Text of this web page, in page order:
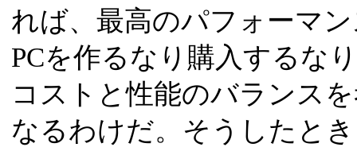
れば、最高のパフォーマ
PCを作るなり購入するな
コストと性能のバランス
なるわけだ。そうしたと